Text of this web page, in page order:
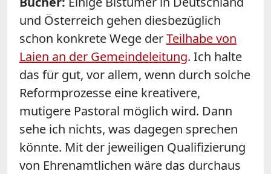
und Österreich gehen diesbezüglich
schon konkrete Wege derTeilhabe von
Laien an der Gemeindeleitung. Ich halte
das für gut, vor allem, wenn durch solche
Reformprozesse eine kreativere,
mutigere Pastoral möglich wird. Dann
sehe ich nichts, was dagegen sprechen
könnte. Mit der jeweiligen Qualifizierung
von Ehrenamtlichen wäre das durchaus